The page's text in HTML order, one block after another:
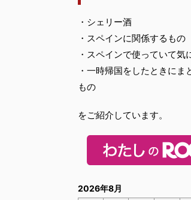
・シェリー酒
・スペインに関係するもの
・スペインで使っていて気
・一時帰国をしたときにま
もの
をご紹介しています。
2026年8月